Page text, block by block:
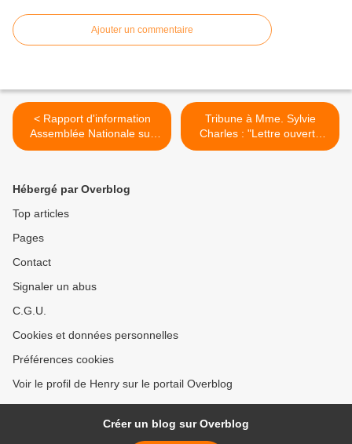
Ajouter un commentaire
< Rapport d'information
Assemblée Nationale sur
l'implantation des
Tribune à Mme. Sylvie
Charles : "Lettre ouverte
aux citoyennes, citoyens,
Hébergé par Overblog
Top articles
Pages
Contact
Signaler un abus
C.G.U.
Cookies et données personnelles
Préférences cookies
Voir le profil de Henry sur le portail Overblog
Créer un blog sur Overblog